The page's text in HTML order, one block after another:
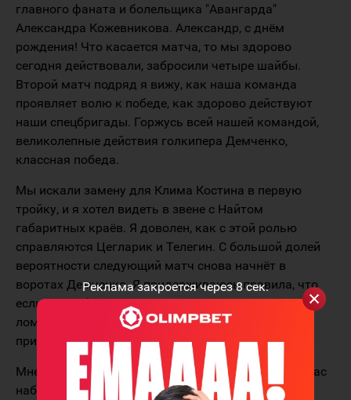
Реклама закроется через8сек.
главного фаната и болельщика "Авангарда"
Александра Кожевникова. Александр, с днём
рождения! Что касается матча, то мы здорово
сегодня действовали, забросили четыре шайбы.
Второй матч подряд я вижу, как наша команда
проявляет волю к победе, как здорово действуют
наши спецбригады. Горжусь всей нашей командой,
великолепные действия голкипера Демченко,
классная победа.
Мы искали замену для Клима Костина в первую
тройку, и я хотел видеть в звене с Найтом
габаритных краёв. Я доволен, как с этой ролью
справляются Цегларик и Телегин. С большой долей
вероятности следующий матч снова начнёт в
воротах Демченко. Я придерживаюсь правила, что
если всё работает нормально, то не нужно это
ломать. Василий в полной боевой готовности, и он
приносит пользу команде.
Мне нравится "химия" в звеньях, которую мы сейчас
наблюдаем. Но в то же время мы без проблем